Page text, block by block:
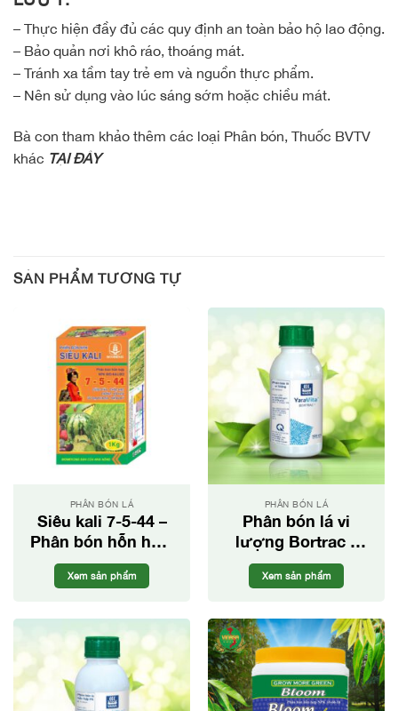
– Thực hiện đầy đủ các quy định an toàn bảo hộ lao động.
– Bảo quản nơi khô ráo, thoáng mát.
– Tránh xa tầm tay trẻ em và nguồn thực phẩm.
– Nên sử dụng vào lúc sáng sớm hoặc chiều mát.
Bà con tham khảo thêm các loại Phân bón, Thuốc BVTV
khác TẠI ĐÂY
SẢN PHẨM TƯƠNG TỰ
PHÂN BÓN LÁ
Siêu kali 7-5-44 –
Phân bón hỗn hợp
cao cấp
Xem sản phẩm
PHÂN BÓN LÁ
Phân bón lá vi
lượng Bortrac –
Đậu trái, chống
rụng
Xem sản phẩm